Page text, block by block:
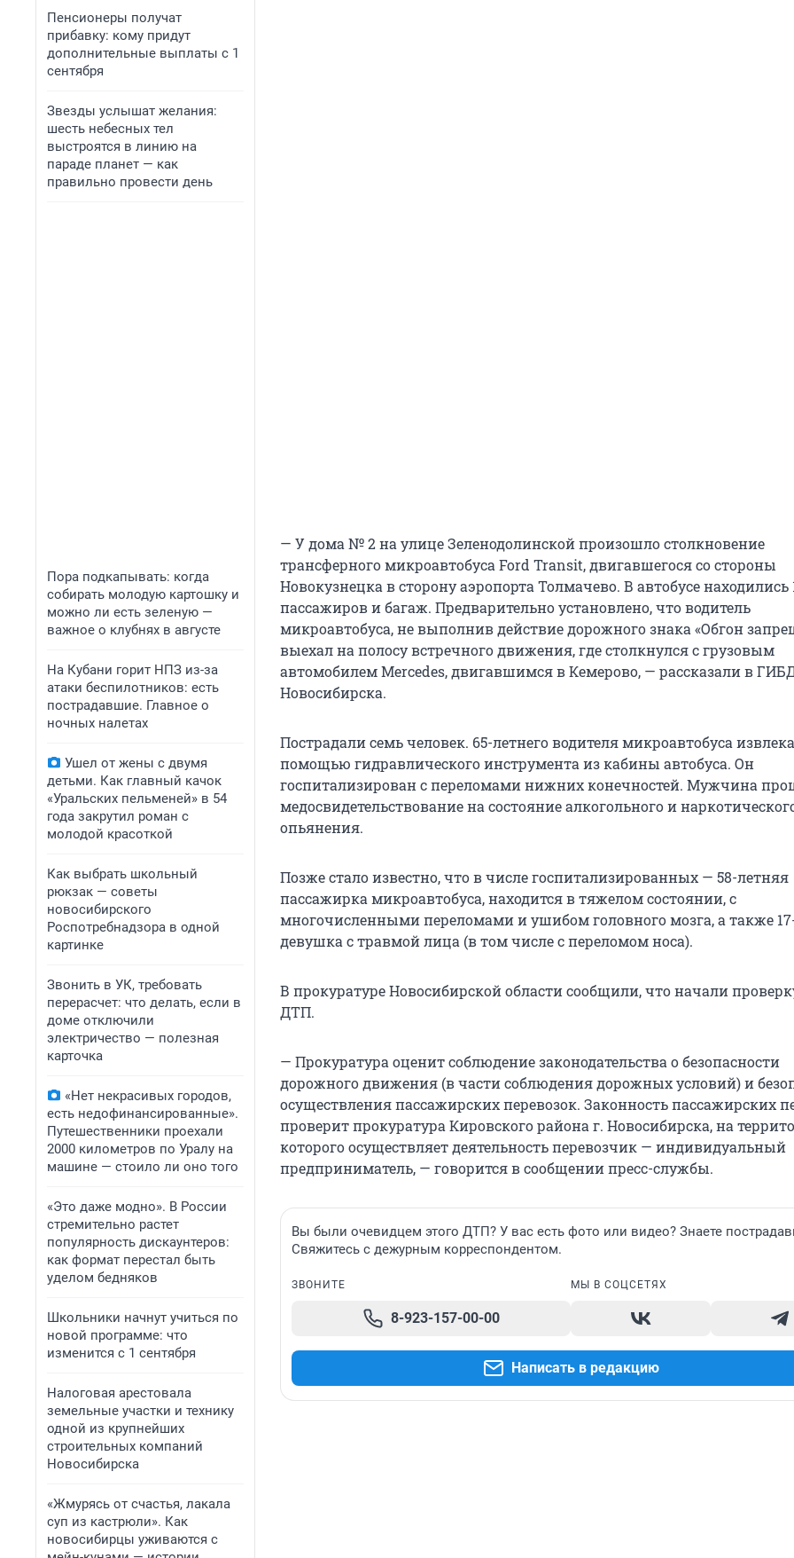
Пенсионеры получат
прибавку: кому придут
дополнительные выплаты с 1
сентября
Звезды услышат желания:
шесть небесных тел
выстроятся в линию на
параде планет — как
правильно провести день
Пора подкапывать: когда
собирать молодую картошку и
можно ли есть зеленую —
важное о клубнях в августе
На Кубани горит НПЗ из-за
атаки беспилотников: есть
пострадавшие. Главное о
ночных налетах
Ушел от жены с двумя
детьми. Как главный качок
«Уральских пельменей» в 54
года закрутил роман с
молодой красоткой
Как выбрать школьный
рюкзак — советы
новосибирского
Роспотребнадзора в одной
картинке
Звонить в УК, требовать
перерасчет: что делать, если в
доме отключили
электричество — полезная
карточка
«Нет некрасивых городов,
есть недофинансированные».
Путешественники проехали
2000 километров по Уралу на
машине — стоило ли оно того
«Это даже модно». В России
стремительно растет
популярность дискаунтеров:
как формат перестал быть
уделом бедняков
Школьники начнут учиться по
новой программе: что
изменится с 1 сентября
Налоговая арестовала
земельные участки и технику
одной из крупнейших
строительных компаний
Новосибирска
«Жмурясь от счастья, лакала
суп из кастрюли». Как
новосибирцы уживаются с
— У дома № 2 на улице Зеленодолинской произошло столкновение
трансферного микроавтобуса Ford Transit, двигавшегося со стороны
Новокузнецка в сторону аэропорта Толмачево. В автобусе находились
пассажиров и багаж. Предварительно установлено, что водитель
микроавтобуса, не выполнив действие дорожного знака «Обгон
выехал на полосу встречного движения, где столкнулся с грузовым
автомобилем Mercedes, двигавшимся в Кемерово, — рассказали в
Новосибирска.
Пострадали семь человек. 65-летнего водителя микроавтобуса
помощью гидравлического инструмента из кабины автобуса. Он
госпитализирован с переломами нижних конечностей. Мужчина
медосвидетельствование на состояние алкогольного и
опьянения.
Позже стало известно, что в числе госпитализированных — 58-летняя
пассажирка микроавтобуса, находится в тяжелом состоянии, с
многочисленными переломами и ушибом головного мозга, а также
девушка с травмой лица (в том числе с переломом носа).
В прокуратуре Новосибирской области сообщили, что начали
ДТП.
— Прокуратура оценит соблюдение законодательства о безопасности
дорожного движения (в части соблюдения дорожных условий) и
осуществления пассажирских перевозок. Законность пассажирских
проверит прокуратура Кировского района г. Новосибирска, на
которого осуществляет деятельность перевозчик — индивидуальный
предприниматель, — говорится в сообщении пресс-службы.
Вы были очевидцем этого ДТП? У вас есть фото или видео? Знаете
Свяжитесь с дежурным корреспондентом.
ЗВОНИТЕ
8-923-157-00-00
МЫ В СОЦСЕТЯХ
Написать в редакцию